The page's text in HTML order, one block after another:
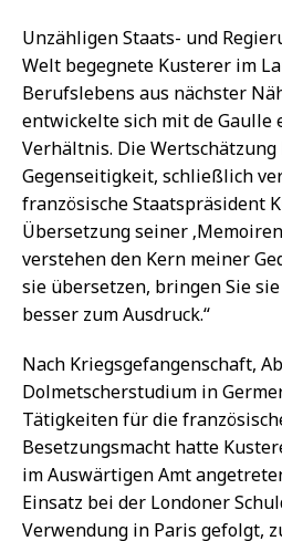
Unzähligen Staats- und
Welt begegnete Kusterer im
Berufslebens aus nächster
entwickelte sich mit de Gaulle
Verhältnis. Die
Gegenseitigkeit, schließlich
französische Staatspräsident
Übersetzung seiner
verstehen den Kern meiner
sie übersetzen, bringen Sie
besser zum Ausdruck.“
Nach Kriegsgefangenschaft,
Dolmetscherstudium in
Tätigkeiten für die
Besetzungsmacht hatte
im Auswärtigen Amt
Einsatz bei der Londoner
Verwendung in Paris gefolgt,